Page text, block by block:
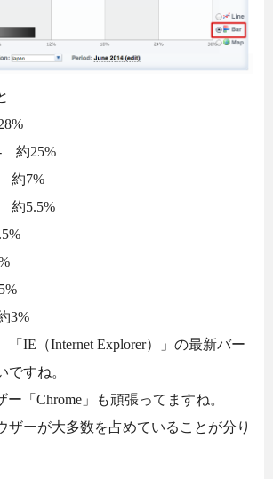
- 約25%
約7%
約5.5%
3%
「IE（Internet Explorer）」の最新バー
ですね。
ー「Chrome」も頑張ってますね。
ザーが大多数を占めていることが分り